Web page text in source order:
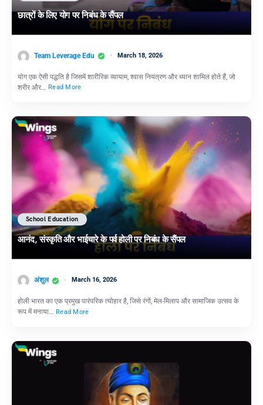
छात्रों के लिए योग पर निबंध के सैंपल
Team Leverage Edu March 18, 2026
योग एक ऐसी पद्धति है जिसमें शारीरिक व्यायाम, श्वास नियंत्रण और ध्यान शामिल होते हैं, जो
शरीर और… Read More
School Education
आनंद, संस्कृति और भाईचारे के पर्व होली पर निबंध के सैंपल
अंशुल March 16, 2026
होली भारत का एक प्रमुख पारंपरिक त्योहार है, जिसे रंगों, मेल-मिलाप और सामाजिक उत्सव के
रूप में मनाया… Read More